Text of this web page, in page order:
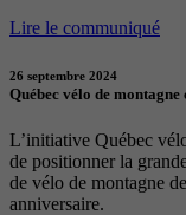
Lire le communiqué
26 septembre 2024
Québec vélo de montagne
L’initiative Québec
de positionner la
de vélo de montagne
anniversaire.